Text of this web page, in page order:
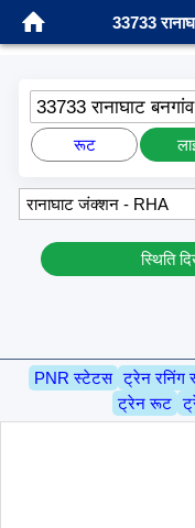
33733
33733 रानाघाट
रूट
स्थिति
PNR स्टेटस ट्रेन रनिंग
ट्रेन रूट